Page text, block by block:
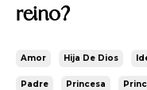
reino?
Amor Hija De Dios
Padre Princesa